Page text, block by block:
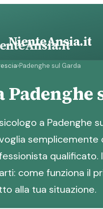
NienteAnsia.it
›Padenghe sul Garda
Padenghe
a Padenghe
semplicemente
come funziona il
alla tua situazione.